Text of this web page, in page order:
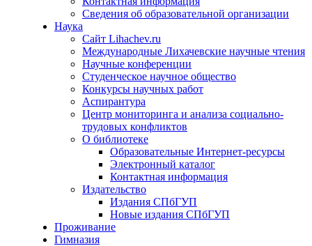
Сведения об образовательной организации
Наука
Сайт Lihachev.ru
Международные Лихачевские научные чтения
Научные конференции
Студенческое научное общество
Конкурсы научных работ
Аспирантура
Центр мониторинга и анализа социально-
трудовых конфликтов
О библиотеке
Образовательные Интернет-ресурсы
Электронный каталог
Контактная информация
Издательство
Издания СПбГУП
Новые издания СПбГУП
Проживание
Гимназия